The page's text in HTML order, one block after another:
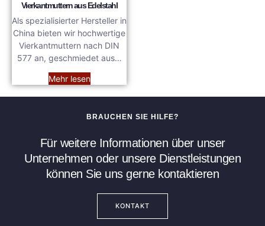
Vierkantmuttern aus Edelstahl
Als spezialisierter Hersteller in
China bieten wir hochwertige
Vierkantmuttern nach DIN
577 an, geschmiedet aus…
Mehr lesen
BRAUCHEN SIE HILFE?
Für weitere Informationen über unser
Unternehmen oder unsere Dienstleistungen
können Sie uns gerne kontaktieren
KONTAKT